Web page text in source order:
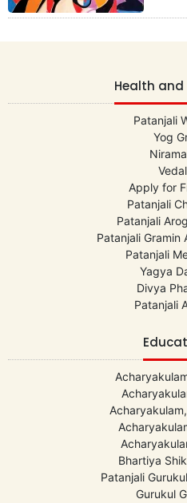
Health and
Patanjali
Yog
Apply for
Patanjali
Patanjali
Patanjali Gramin
Patanjali
Yagya
Divya
Patanjali
Bhartiya
Patanjali
Gurukul